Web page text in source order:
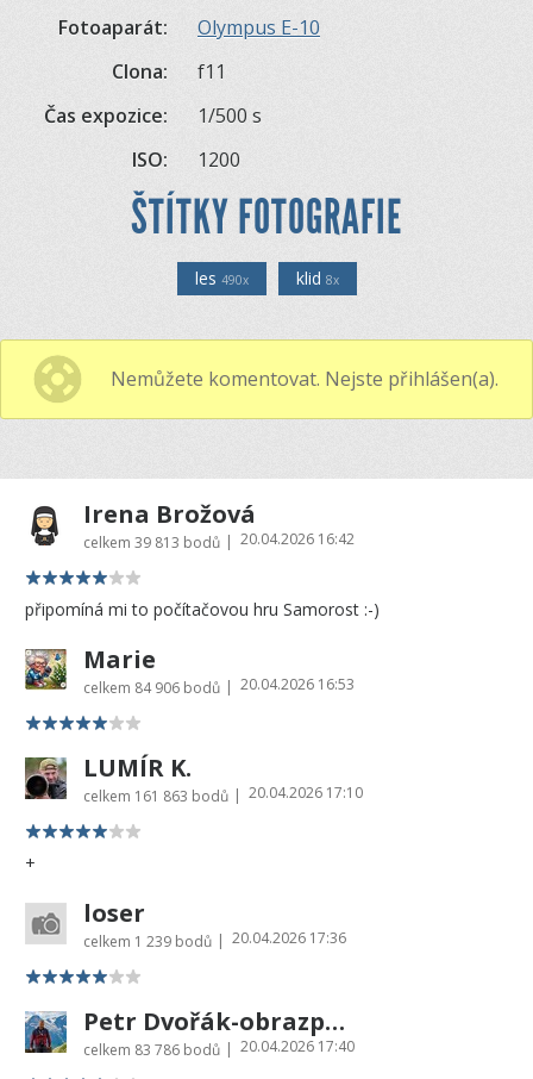
Fotoaparát:
Olympus E-10
Clona:
f11
Čas expozice:
1/500 s
ISO:
1200
ŠTÍTKY FOTOGRAFIE
les 490x klid 8x
Nemůžete komentovat. Nejste přihlášen(a).
Irena Brožová
celkem 39 813 bodů 20.04.2026 16:42
připomíná mi to počítačovou hru Samorost :-)
Marie
celkem 84 906 bodů 20.04.2026 16:53
LUMÍR K.
celkem 161 863 bodů 20.04.2026 17:10
+
loser
celkem 1 239 bodů 20.04.2026 17:36
Petr Dvořák-obrazprovas.cz
celkem 83 786 bodů 20.04.2026 17:40